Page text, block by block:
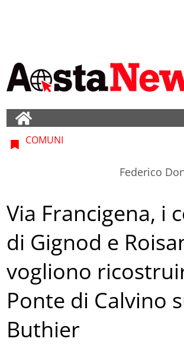
COMUNI
Federico
Via Francigena, i
di Gignod e
vogliono
Ponte di Calvino
Buthier